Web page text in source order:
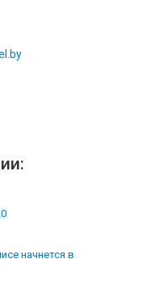
начнется в